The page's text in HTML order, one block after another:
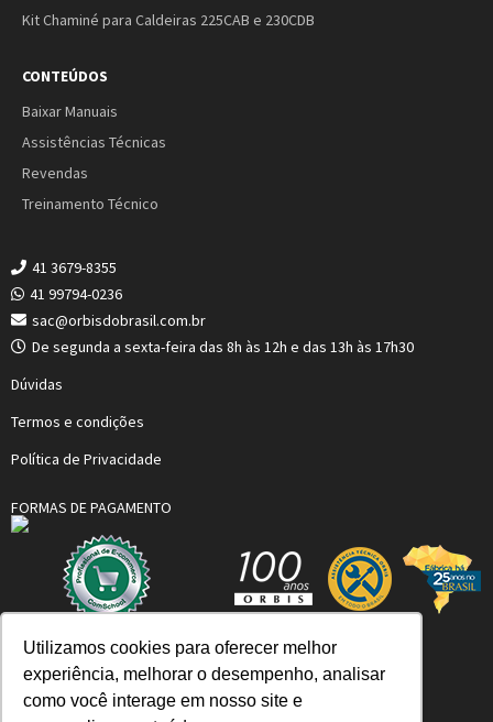
Utilizamos cookies para oferecer melhor
experiência, melhorar o desempenho, analisar
como você interage em nosso site e
Kit Chaminé para Caldeiras 225CAB e 230CDB
CONTEÚDOS
Baixar Manuais
Assistências Técnicas
Revendas
Treinamento Técnico
41 3679-8355
41 99794-0236
sac@orbisdobrasil.com.br
De segunda a sexta-feira das 8h às 12h e das 13h às 17h30
Dúvidas
Termos e condições
Política de Privacidade
FORMAS DE PAGAMENTO
ORBIS MERTIG DO BRASIL LTDA.
Qualidade e conforto em aquecimento.